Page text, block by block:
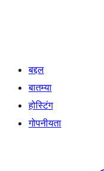
बद्दल
बातम्या
होस्टिंग
गोपनीयता